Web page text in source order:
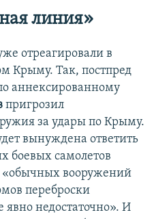
линия»
отреагировали в
Крыму. Так, постпред
аннексированному
пригрозил
за удары по Крыму.
вынуждена ответить
боевых самолетов
вооружений
переброски
явно недостаточно». И